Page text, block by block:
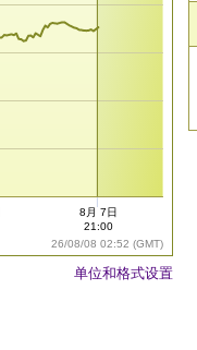
26/08/08 02:52 (GMT)
8月 7日
21:00
单位和格式设置